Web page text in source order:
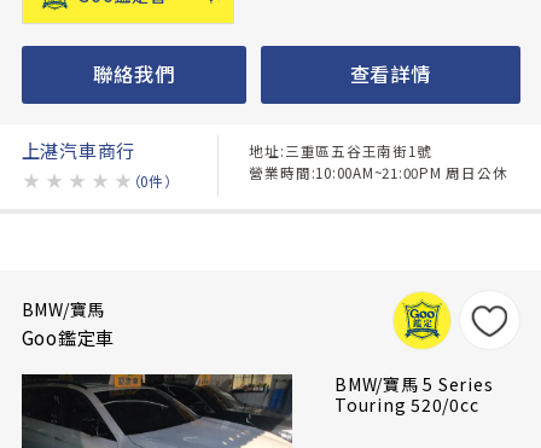
聯絡我們 查看詳情
上湛汽車商行
★ ★ ★ ★ ★ （0件）
地址:三重區五谷王南街1號
營業時間:10:00AM~21:00PM 周日公休
BMW/寶馬
Goo鑑定車
BMW/寶馬 5 Series
Touring 520/0cc